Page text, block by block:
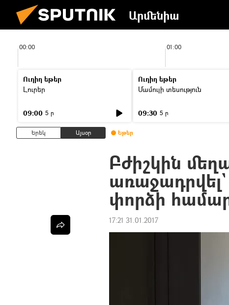
Արմենիա
00:00 01:00
Ուղիղ եթեր
Լուրեր
09:00 5 ր
Ուղիղ եթեր
Մամուլի տեսություն
09:30 5 ր
Երեկ Այսօր Եթեր
Բժիշկին
փորձի
17:21 31.01.2017